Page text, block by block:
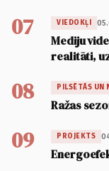
07 VIEDOKĻI
Mediju
realitāti,
08 PILSĒTĀS UN
Ražas
09 PROJEKTS